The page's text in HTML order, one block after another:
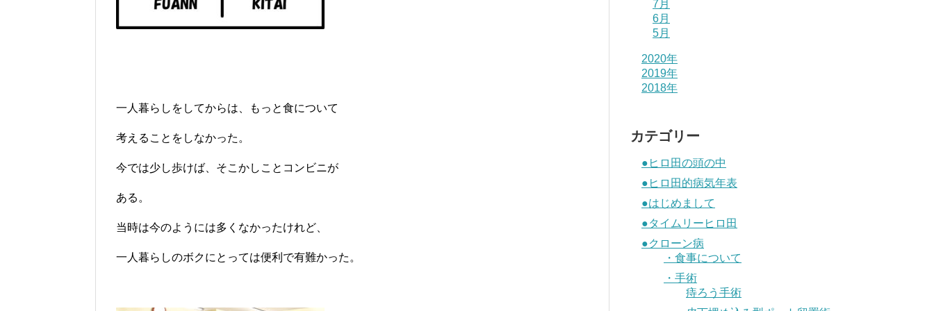
一人暮らしをしてからは、もっと食について
考えることをしなかった。
今では少し歩けば、そこかしことコンビニが
ある。
当時は今のようには多くなかったけれど、
一人暮らしのボクにとっては便利で有難かった。
7月
6月
5月
2020年
2019年
2018年
カテゴリー
●ヒロ田の頭の中
●ヒロ田的病気年表
●はじめまして
●タイムリーヒロ田
●クローン病
・食事について
・手術
痔ろう手術